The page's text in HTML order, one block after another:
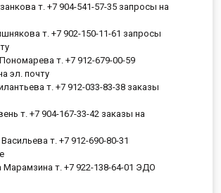
т. +7 904-541-57-35 запросы на
т. +7 902-150-11-61 запросы
т. +7 912-679-00-59
эл. почту
т. +7 912-033-83-38 заказы
т. +7 904-167-33-42 заказы на
т. +7 912-690-80-31
Марамзина т. +7 922-138-64-01 ЭДО